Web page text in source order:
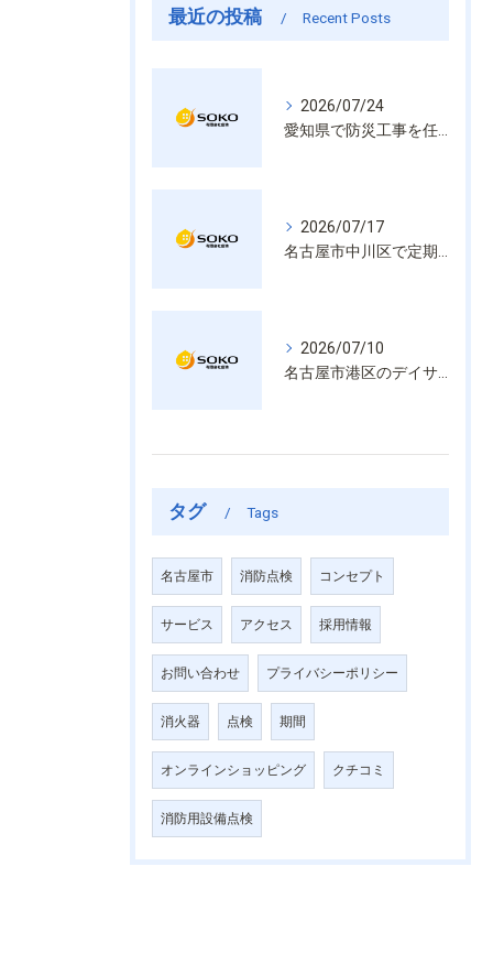
最近の投稿 Recent Posts
2026/07/24
2026/07/17
2026/07/10
タグ Tags
名古屋市 消防点検 コンセプト
サービス アクセス 採用情報
お問い合わせ プライバシーポリシー
消火器 点検 期間
オンラインショッピング クチコミ
消防用設備点検